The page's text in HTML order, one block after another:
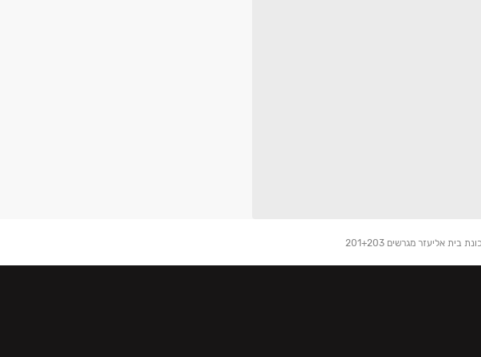
בית אליעזר מגרשים 201+203